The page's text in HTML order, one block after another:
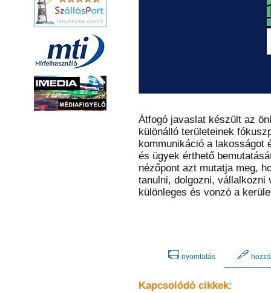
Átfogó javaslat készült az
különálló területeinek
kommunikáció a lakosságot
és ügyek érthető
nézőpont azt mutatja meg,
tanulni, dolgozni, vállalkozni
különleges és vonzó a
nyomtatás
Kapcsolódó cikkek: